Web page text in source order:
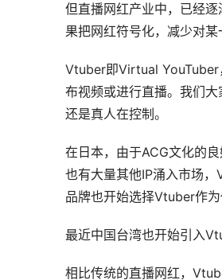
但直播网红产业中，已经
果把网红符号化，减少对某
Vtuber即Virtual YouTuber
布视频或进行直播。我们
还是真人在控制。
在日本，由于ACG文化的
也有大量其他IP涌入市场
品牌也开始选择Vtuber作为
最近中国台湾也开始引入
相比传统的直播网红，